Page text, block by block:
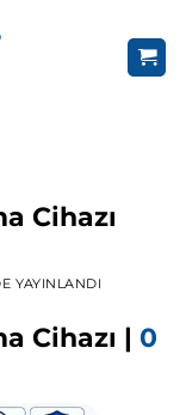
Cihazı
YAYINLANDI
Cihazı | 0